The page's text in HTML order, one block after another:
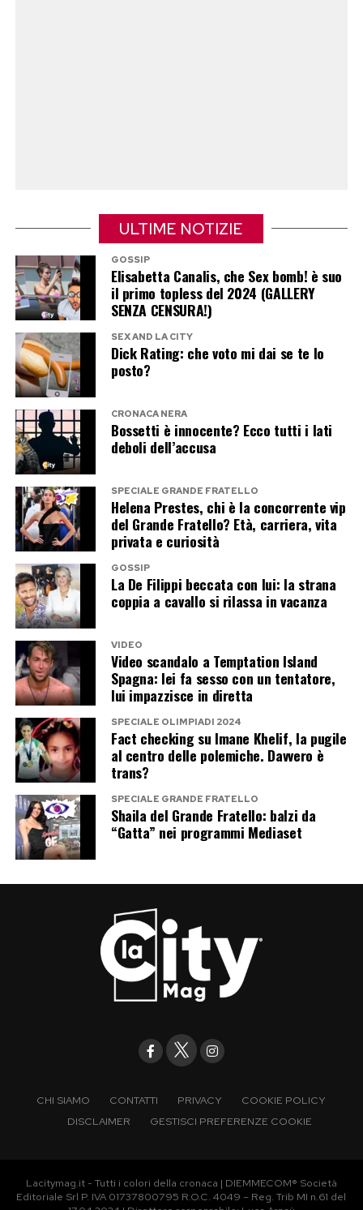
«Aggiunse che gli piacevano molto le mie
orecchie a sventola. Non mi prese».
L’ironia come arma per affrontare
la vita
Sempre nell’intervista al
Pilar Fogliati racconta come l’ironia sia diventata
il suo modo di affrontare le difficoltà.
«Sono una che sfugge il conflitto, quando arriva
mi viene da ridere», spiega. Un atteggiamento
che, come dice lei stessa, la porta spesso a
«buttarla in caciara», trasformando anche le
situazioni più complicate in occasioni per
sorridere.
È forse proprio questa capacità di alternare
leggerezza e profondità ad aver conquistato il
pubblico. Personaggi sofisticati o popolari,
commedia o dramma, Pilar Fogliati continua a
costruire una carriera personale, senza
rinunciare a quella spontaneità che oggi
considera la sua forza più grande.
Post Views: 260
ULTIME NOTIZIE
GOSSIP
Elisabetta Canalis, che Sex bomb! è suo
il primo topless del 2024 (GALLERY
SENZA CENSURA!)
SEX AND LA CITY
Dick Rating: che voto mi dai se te lo
posto?
CRONACA NERA
Bossetti è innocente? Ecco tutti i lati
deboli dell’accusa
SPECIALE GRANDE FRATELLO
Helena Prestes, chi è la concorrente vip
del Grande Fratello? Età, carriera, vita
privata e curiosità
GOSSIP
La De Filippi beccata con lui: la strana
coppia a cavallo si rilassa in vacanza
VIDEO
Video scandalo a Temptation Island
Spagna: lei fa sesso con un tentatore,
lui impazzisce in diretta
SPECIALE OLIMPIADI 2024
Fact checking su Imane Khelif, la pugile
al centro delle polemiche. Davvero è
trans?
SPECIALE GRANDE FRATELLO
Shaila del Grande Fratello: balzi da
“Gatta” nei programmi Mediaset
CHI SIAMO CONTATTI PRIVACY
COOKIE POLICY
DISCLAIMER
GESTISCI PREFERENZE COOKIE
Lacitymag.it - Tutti i colori della cronaca | DIEMMECOM® Società
Editoriale Srl P. IVA 01737800795 R.O.C. 4049 – Reg. Trib MI n.61 del